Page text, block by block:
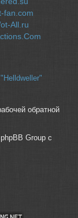
fan.com
All.ru
обратной
Group с